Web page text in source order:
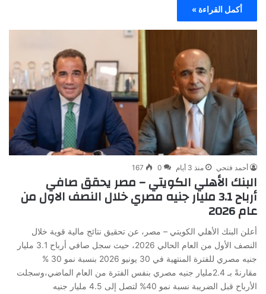
أكمل القراءة »
أحمد فتحي منذ 3 أيام 0
167
البنك الأهلي الكويتي – مصر يحقق صافي
أرباح 3.1 مليار جنيه مصري خلال النصف الاول من
عام 2026
أعلن البنك الأهلي الكويتي – مصر، عن تحقيق نتائج مالية قوية خلال
النصف الأول من العام الحالي 2026، حيث سجل صافي أرباح 3.1 مليار
جنيه مصري للفترة المنتهية في 30 يونيو 2026 بنسبة نمو 30 %
مقارنةً بـ 2.4مليار جنيه مصري بنفس الفترة من العام الماضي،وسجلت
الأرباح قبل الضريبة نسبة نمو 40% لتصل إلى 4.5 مليار جنيه